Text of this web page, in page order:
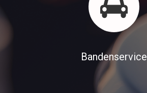
Bandenservice